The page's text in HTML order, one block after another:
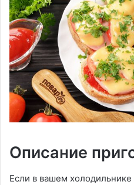
Описание
Если в вашем